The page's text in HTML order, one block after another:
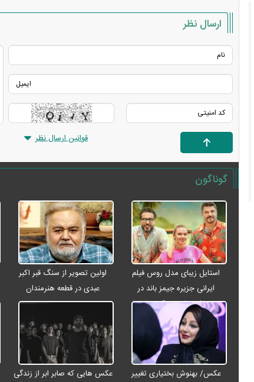
ارسال نظر
قوانین ارسال نظر
گوناگون
استایل زیبای مدل روس فیلم
ایرانی جزیره جیمز باند در
اصفهان + عکس
اولین تصویر از سنگ قبر اکبر
عبدی در قطعه هنرمندان
عکس/ بهنوش بختیاری تغییر
عکس هایی که صابر ابر از زندگی